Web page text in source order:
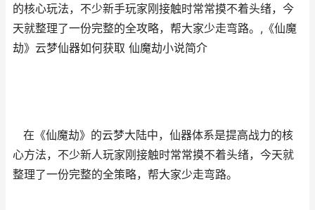
的核心玩法，不少新手玩家刚接触时常常摸不着头绪，今
天就整理了一份完整的全攻略，帮大家少走弯路。,《仙魔
劫》云梦仙器如何获取 仙魔劫小说简介
在《仙魔劫》的云梦大陆中，仙器体系是提高战力的核
心方法，不少新人玩家刚接触时常常摸不着头绪，今天就
整理了一份完整的全策略，帮大家少走弯路。